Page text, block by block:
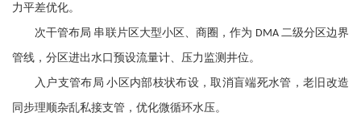
力平差优化。
次干管布局 串联片区大型小区、商圈，作为 DMA 二级分区边界
管线，分区进出水口预设流量计、压力监测井位。
入户支管布局 小区内部枝状布设，取消盲端死水管，老旧改造
同步理顺杂乱私接支管，优化微循环水压。